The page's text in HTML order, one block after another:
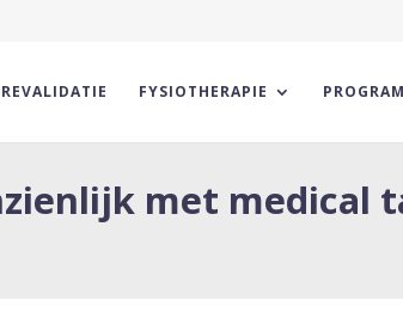
FYSIOTHERAPIE
met medical